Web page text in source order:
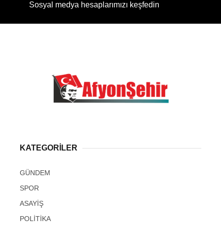
Sosyal medya hesaplarımızı keşfedin
KATEGORİLER
GÜNDEM
SPOR
ASAYİŞ
POLİTİKA